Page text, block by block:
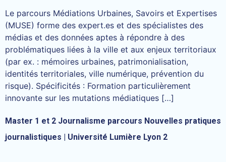
Le parcours Médiations Urbaines, Savoirs et Expertises
(MUSE) forme des expert.es et des spécialistes des
médias et des données aptes à répondre à des
problématiques liées à la ville et aux enjeux territoriaux
(par ex. : mémoires urbaines, patrimonialisation,
identités territoriales, ville numérique, prévention du
risque). Spécificités : Formation particulièrement
innovante sur les mutations médiatiques […]
Master 1 et 2 Journalisme parcours Nouvelles pratiques
journalistiques | Université Lumière Lyon 2